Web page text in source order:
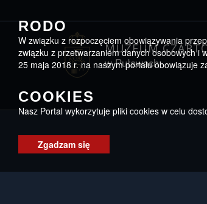
MUZEUM
w Puławach
RODO
W związku z rozpoczęciem obowiązywania
związku z przetwarzaniem danych osobowych i
25 maja 2018 r. na naszym portalu obowiązuje
COOKIES
Nasz Portal wykorzytuje pliki cookies w celu
Zgadzam się